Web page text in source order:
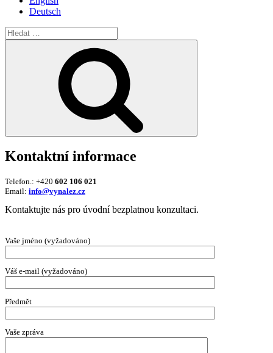
Deutsch
Hledat:
Kontaktní informace
Telefon.: +420 602 106 021
Email: info@vynalez.cz
Kontaktujte nás pro úvodní bezplatnou konzultaci.
Vaše jméno (vyžadováno)
Váš e-mail (vyžadováno)
Předmět
Vaše zpráva